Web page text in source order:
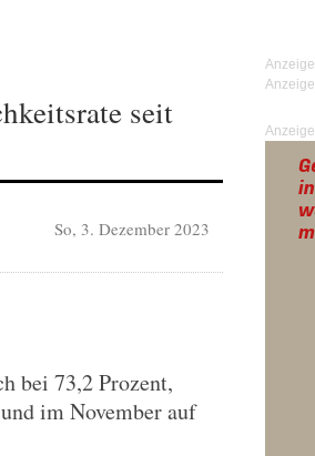
seit
So, 3. Dezember 2023
bei 73,2 Prozent,
im November auf
Anzeige